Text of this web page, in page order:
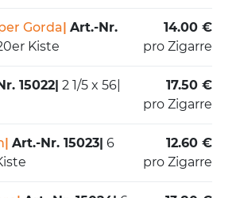
Gorda Art.-Nr.
Kiste
14.00 €
pro Zigarre
15022 2 1/5 x 56
17.50 €
pro Zigarre
Art.-Nr. 15023 6
12.60 €
pro Zigarre